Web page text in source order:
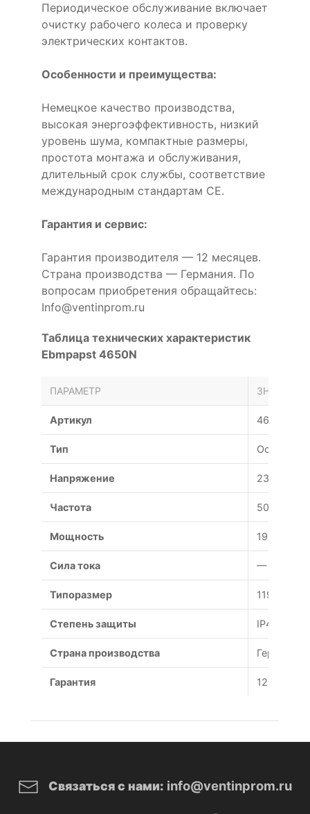
Периодическое обслуживание включает
очистку рабочего колеса и проверку
электрических контактов.
Особенности и преимущества:
Немецкое качество производства,
высокая энергоэффективность, низкий
уровень шума, компактные размеры,
простота монтажа и обслуживания,
длительный срок службы, соответствие
международным стандартам CE.
Гарантия и сервис:
Гарантия производителя — 12 месяцев.
Страна производства — Германия. По
вопросам приобретения обращайтесь:
Info@ventinprom.ru
Таблица технических характеристик
Ebmpapst 4650N
ПАРАМЕТР ЗНАЧЕНИЕ
Артикул 4650N
Тип Осевой
Напряжение 230 В
Частота 50 Гц
Мощность 19 Вт
Сила тока — А
Типоразмер
Степень защиты IP44
Страна производства Германия
Гарантия 12
Связаться с нами: info@ventinprom.ru